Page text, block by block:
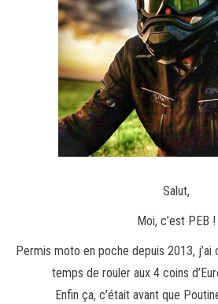
Salut,
Moi, c’est PEB !
Permis moto en poche depuis 2013,
temps de rouler aux 4 coins
Enfin ça, c’était avant que